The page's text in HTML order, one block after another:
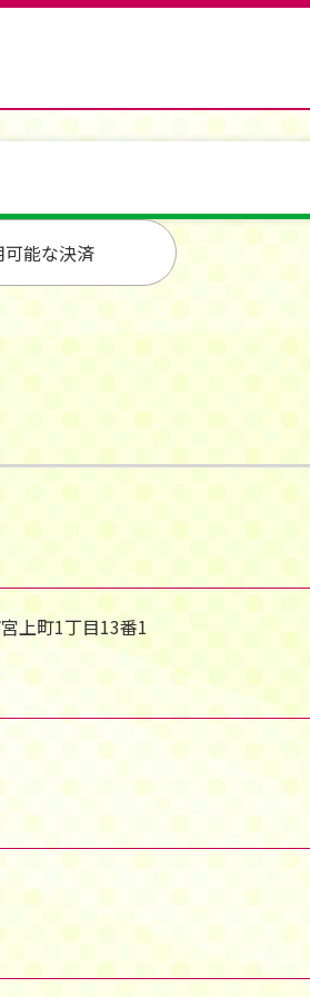
能な決済
上町1丁目13番1